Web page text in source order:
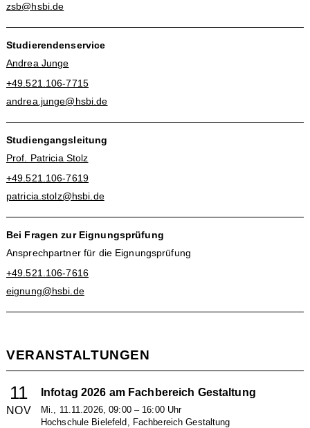
zsb@hsbi.de
Studierendenservice
Andrea Junge
+49.521.106-7715
andrea.junge@hsbi.de
Studiengangsleitung
Prof. Patricia Stolz
+49.521.106-7619
patricia.stolz@hsbi.de
Bei Fragen zur Eignungsprüfung
Ansprechpartner für die Eignungsprüfung
+49.521.106-7616
eignung@hsbi.de
VERANSTALTUNGEN
11
NOV
Infotag 2026 am Fachbereich Gestaltung
Mi., 11.11.2026, 09:00 – 16:00 Uhr
Hochschule Bielefeld, Fachbereich Gestaltung